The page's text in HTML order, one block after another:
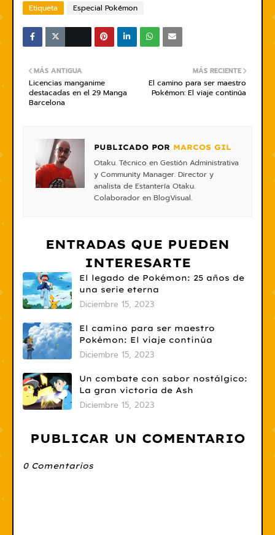
Etiqueta Especial Pokémon
MÁS RECIENTE
El camino para ser maestro
Pokémon: El viaje continúa
MÁS ANTIGUA
Licencias manganime
destacadas en el 29 Manga
Barcelona
PUBLICADO POR MARCOS GIL
Otaku. Técnico en Gestión Administrativa
y Community Manager. Director y
analista de Estantería Otaku.
Colaborador en BlogVisual.
ENTRADAS QUE PUEDEN
INTERESARTE
El legado de Pokémon: 25 años de
una serie eterna
Diciembre 15, 2023
El camino para ser maestro
Pokémon: El viaje continúa
Diciembre 15, 2023
Un combate con sabor nostálgico:
La gran victoria de Ash
Diciembre 15, 2023
PUBLICAR UN COMENTARIO
0 Comentarios